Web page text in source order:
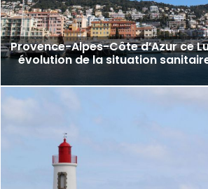
Provence-Alpes-Côte d’Azur ce
évolution de la situation